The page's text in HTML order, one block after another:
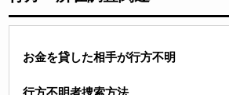
お金を貸した相手が行方不明